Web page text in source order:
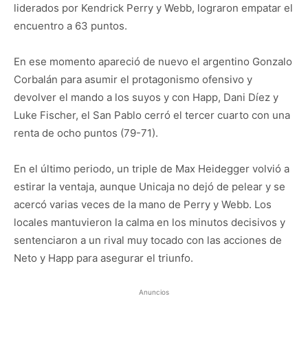
liderados por Kendrick Perry y Webb, lograron empatar el
encuentro a 63 puntos.
En ese momento apareció de nuevo el argentino Gonzalo
Corbalán para asumir el protagonismo ofensivo y
devolver el mando a los suyos y con Happ, Dani Díez y
Luke Fischer, el San Pablo cerró el tercer cuarto con una
renta de ocho puntos (79-71).
En el último periodo, un triple de Max Heidegger volvió a
estirar la ventaja, aunque Unicaja no dejó de pelear y se
acercó varias veces de la mano de Perry y Webb. Los
locales mantuvieron la calma en los minutos decisivos y
sentenciaron a un rival muy tocado con las acciones de
Neto y Happ para asegurar el triunfo.
Anuncios